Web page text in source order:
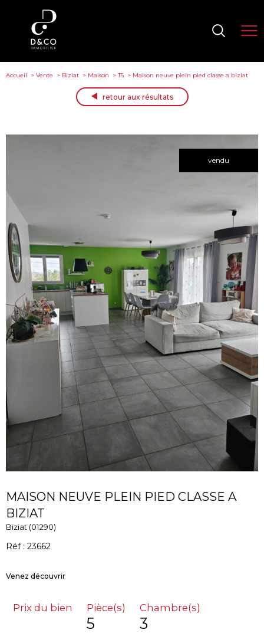
Accueil Vente Biziat Maison T5 Maison neuve plein pied classe a biziat
retour aux résultats
vendu
MAISON NEUVE PLEIN PIED CLASSE A
BIZIAT
Biziat (01290)
Réf : 23662
Prix du bien Pièce(s)
5
Chambre(s)
3